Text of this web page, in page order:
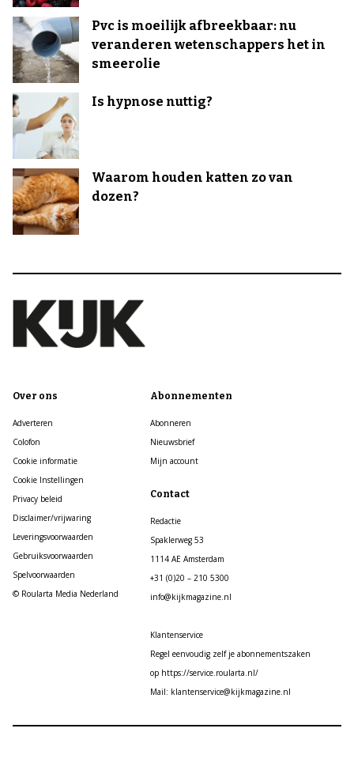
Pvc is moeilijk afbreekbaar: nu
veranderen wetenschappers het in
smeerolie
Is hypnose nuttig?
Waarom houden katten zo van
dozen?
Over ons
Adverteren
Colofon
Cookie informatie
Cookie Instellingen
Privacy beleid
Disclaimer/vrijwaring
Leveringsvoorwaarden
Gebruiksvoorwaarden
Spelvoorwaarden
© Roularta Media Nederland
Abonnementen
Abonneren
Nieuwsbrief
Mijn account
Contact
Redactie
Spaklerweg 53
1114 AE Amsterdam
+31 (0)20 – 210 5300
info@kijkmagazine.nl
Klantenservice
Regel eenvoudig zelf je abonnementszaken
op https://service.roularta.nl/
Mail: klantenservice@kijkmagazine.nl